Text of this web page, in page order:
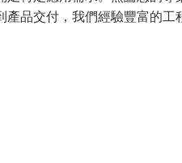
產品交付，我們經驗豐富的工